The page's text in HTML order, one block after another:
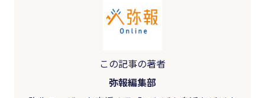
この記事の著者
弥報編集部